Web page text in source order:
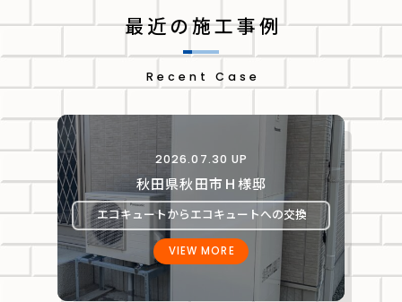
最近の施工事例
Recent Case
2026.07.30 UP
秋田県秋田市Ｈ様邸
エコキュートからエコキュートへの交換
VIEW MORE